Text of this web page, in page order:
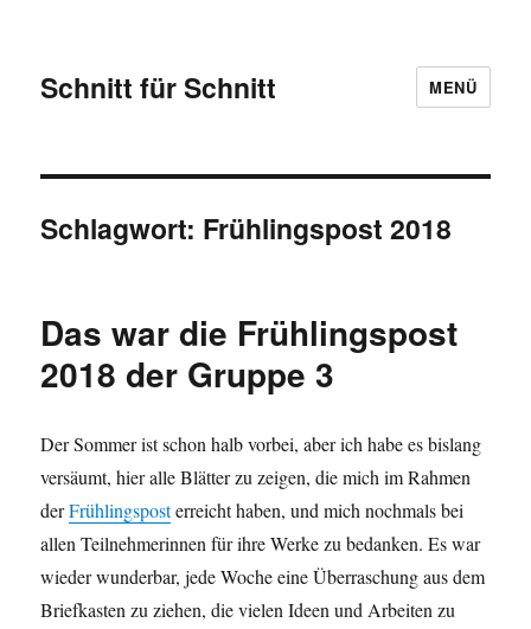
Schnitt für Schnitt MENÜ
Schlagwort: Frühlingspost 2018
Das war die Frühlingspost
2018 der Gruppe 3
Der Sommer ist schon halb vorbei, aber ich habe es bislang
versäumt, hier alle Blätter zu zeigen, die mich im Rahmen
derFrühlingsposterreicht haben, und mich nochmals bei
allen Teilnehmerinnen für ihre Werke zu bedanken. Es war
wieder wunderbar, jede Woche eine Überraschung aus dem
Briefkasten zu ziehen, die vielen Ideen und Arbeiten zu